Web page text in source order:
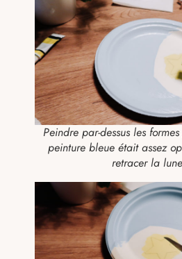
Peindre par-dessus les
peinture bleue était assez
retracer la lune